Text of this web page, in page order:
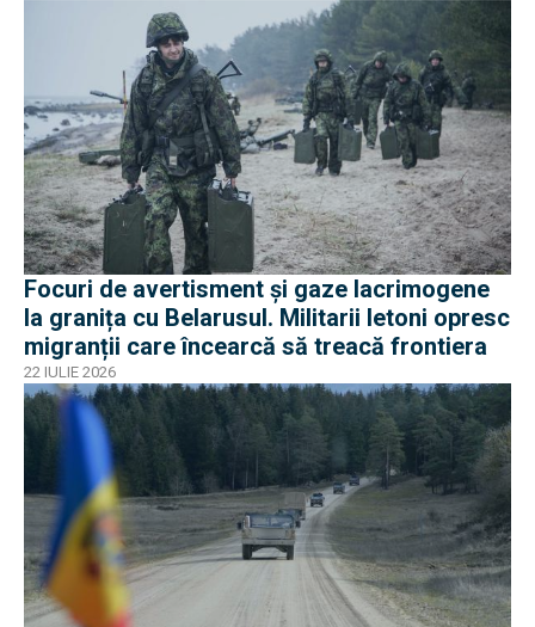
Focuri de avertisment și gaze lacrimogene
la granița cu Belarusul. Militarii letoni opresc
migranții care încearcă să treacă frontiera
22 IULIE 2026